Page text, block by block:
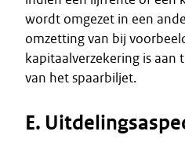
wordt omgezet in een
omzetting van bij
kapitaalverzekering is aan
van het spaarbiljet.
E.